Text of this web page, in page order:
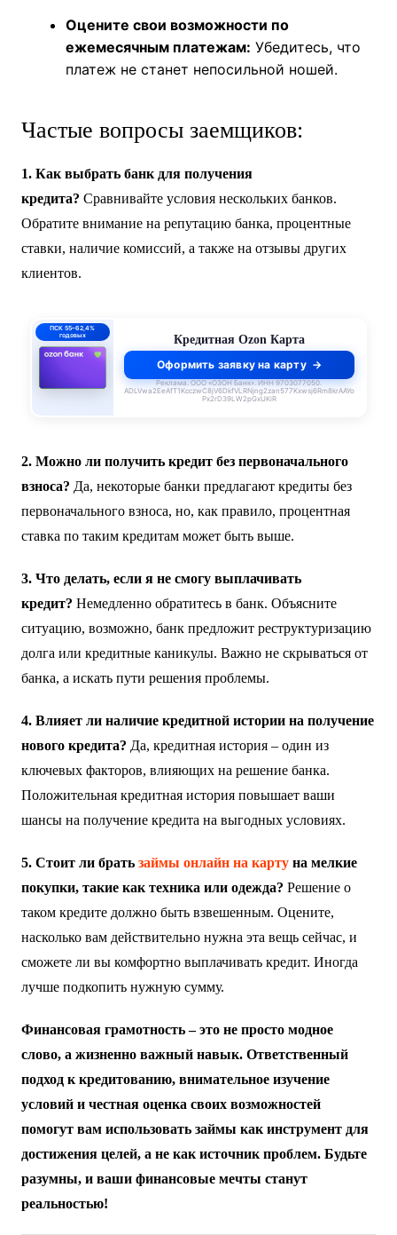
банков:Сравните процентные ставки,
комиссии, ПСК.
Внимательно прочитайте кредитный
ежемесячным платежам:Убедитесь, что
платеж не станет непосильной ношей.
Частые вопросы заемщиков:
кредита?Сравнивайте условия нескольких банков.
Обратите внимание на репутацию банка, процентные
ставки, наличие комиссий, а также на отзывы других
2. Можно ли получить кредит без первоначального
взноса? Да, некоторые банки предлагают кредиты без
первоначального взноса, но, как правило, процентная
ставка по таким кредитам может быть выше.
3. Что делать, если я не смогу выплачивать
кредит? Немедленно обратитесь в банк. Объясните
ситуацию, возможно, банк предложит реструктуризацию
долга или кредитные каникулы. Важно не скрываться от
банка, а искать пути решения проблемы.
4. Влияет ли наличие кредитной истории на получение
нового кредита? Да, кредитная история – один из
ключевых факторов, влияющих на решение банка.
Положительная кредитная история повышает ваши
шансы на получение кредита на выгодных условиях.
5. Стоит ли брать займы онлайн на картуна мелкие
покупки, такие как техника или одежда? Решение о
таком кредите должно быть взвешенным. Оцените,
насколько вам действительно нужна эта вещь сейчас, и
сможете ли вы комфортно выплачивать кредит. Иногда
лучше подкопить нужную сумму.
Финансовая грамотность – это не просто модное
слово, а жизненно важный навык. Ответственный
подход к кредитованию, внимательное изучение
условий и честная оценка своих возможностей
помогут вам использовать займы как инструмент для
достижения целей, а не как источник проблем. Будьте
разумны, и ваши финансовые мечты станут
реальностью!